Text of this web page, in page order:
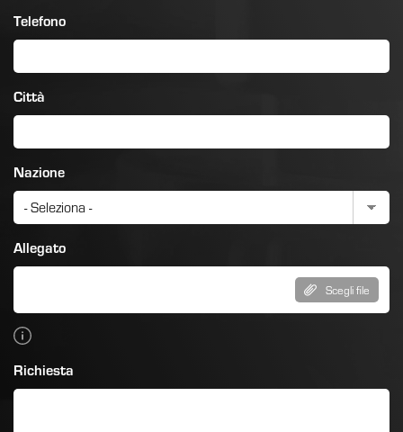
Telefono
Città
Nazione
Allegato
Scegli file
Richiesta